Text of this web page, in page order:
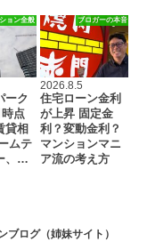
ョン全般
ーク
点
貸相
ムテ
、…
ブロガーの本音
2026.8.5
住宅ローン金利
が上昇 固定金
利？変動金利？
マンションマニ
ア流の考え方
ブログ（姉妹サイト）